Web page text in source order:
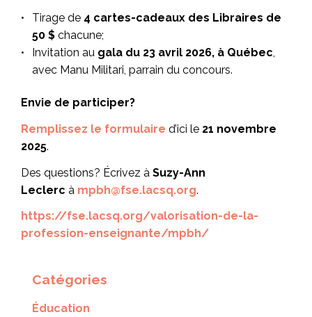
Tirage de 4 cartes-cadeaux des Libraires de
50 $ chacune;
Invitation au gala du 23 avril 2026, à Québec
avec Manu Militari, parrain du concours.
Envie de participer?
Remplissez le formulaire d’ici le 21 novembre
2025.
Des questions? Écrivez à Suzy-Ann
Leclerc à mpbh@fse.lacsq.org.
https://fse.lacsq.org/valorisation-de-la-
profession-enseignante/mpbh/
Catégories
Éducation